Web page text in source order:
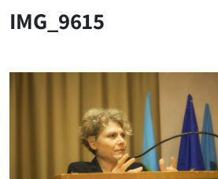
IMG_9615